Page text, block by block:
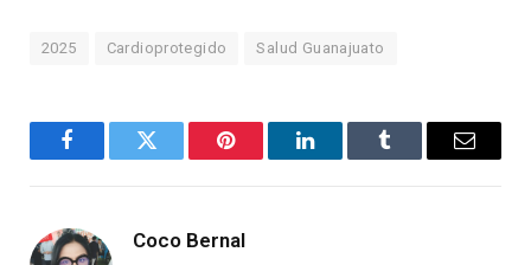
2025 Cardioprotegido Salud Guanajuato
FacebookTwitter Pinterest LinkedInTumblr Email
Coco Bernal